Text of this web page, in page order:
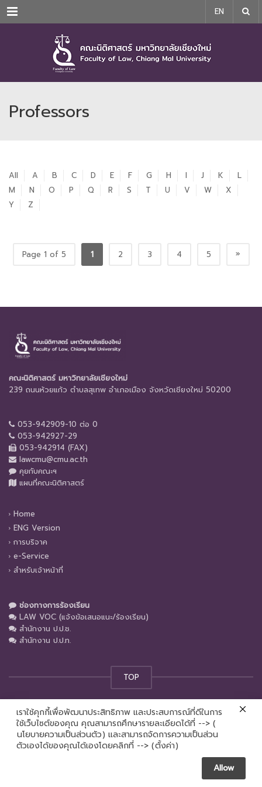
Menu EN
Professors
All A B C D E F G H I J K
L
M
N O P Q R S T U V W
X
Y
Z
Page 1 of 5 1 2 3 4 5 »
คณะนิติศาสตร์ มหาวิทยาลัยเชียงใหม่
239 ถนนห้วยแก้ว ตำบลสุเทพ อำเภอเมือง จังหวัดเชียงใหม่ 50200
053-942909-10 ต่อ 0
053-942927-29
053-942914 (FAX)
lawcmu@cmu.ac.th
คุยกับคณะฯ
แผนที่คณะนิติศาสตร์
Home
ENG Version
การบริจาค
e-Service
สำหรับเจ้าหน้าที่
ช่องทางการร้องเรียน
LAW VOC (แจ้งข้อเสนอแนะ/ร้องเรียน)
สำนักงาน ป.ป.ช.
สำนักงาน ป.ป.ท.
TOP
© คณะนิติศาสตร์ มหาวิทยาลัยเชียงใหม่ 2024
เราใช้คุกกี้เพื่อพัฒนาประสิทธิภาพ และประสบการณ์ที่ดีในการ
ใช้เว็บไซต์ของคุณ คุณสามารถศึกษารายละเอียดได้ที่ --> (
นโยบายความเป็นส่วนตัว) และสามารถจัดการความเป็นส่วน
ตัวเองได้ของคุณได้เองโดยคลิกที่ --> (ตั้งค่า)
Allow
Contact us
Open chaty